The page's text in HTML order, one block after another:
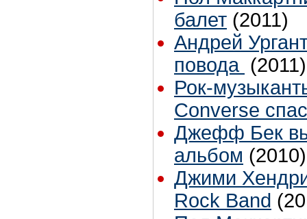
балет (2011)
Андрей
повода (2011)
Рок-
Converse
Джефф Бек
альбом (2010)
Джими
Rock Band